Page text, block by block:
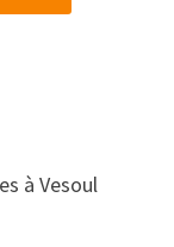
à Vesoul